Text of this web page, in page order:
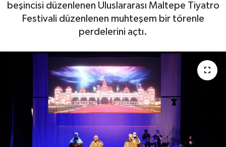
beşincisi düzenlenen Uluslararası Maltepe Tiyatro
Festivali düzenlenen muhteşem bir törenle
perdelerini açtı.